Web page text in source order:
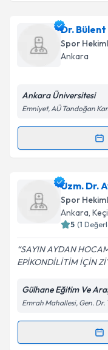
Uzm. Dr.
oluşturun. Size
takvim
Kişisel
Metni'ni
Dr.
Spor
Ankara
Ankara Üniversitesi
Emniyet, AÜ Tandoğan
Randevu
Dr. Bülent Ülkar
Size bu
hazırlandığında
Kişisel
Metni'ni
kapsamda
Uzm. Dr.
Spor
Ankara,
5 (1
SAYIN AYDAN
EPİKONDİLİTİM İÇİN
Gülhane Eğitim Ve
Emrah Mahallesi, Gen.
Randevu